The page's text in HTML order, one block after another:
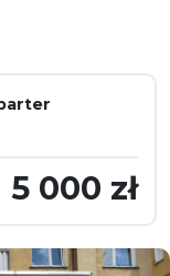
5 000 zł